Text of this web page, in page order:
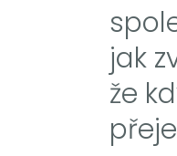
jak
že